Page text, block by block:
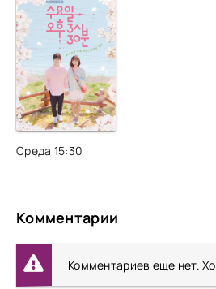
Среда 15:30
Комментарии
Комментариев еще нет.